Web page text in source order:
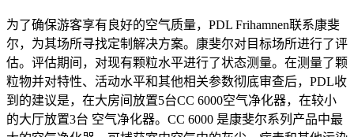
为了确保游客享有良好的空气质量，PDL Frihamnen联系康斐
尔，为其场所寻找定制解决方案。康斐尔对目标场所进行了评
估。评估期间，对现有颗粒水平进行了状态测量。在测量了颗
粒物并对特性、活动水平和其他相关参数彻底审查后，PDL收
到的建议是，在大房间放置5台CC 6000空气净化器，在较小
的大厅放置3台 空气净化器。CC 6000 是康斐尔系列产品中最